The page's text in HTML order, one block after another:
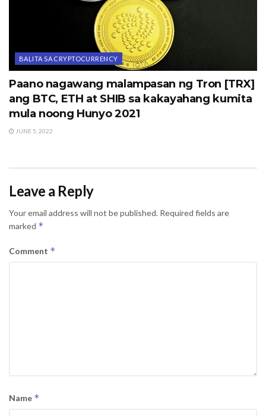
BALITA SA CRYPTOCURRENCY
Paano nagawang malampasan ng Tron [TRX]
ang BTC, ETH at SHIB sa kakayahang kumita
mula noong Hunyo 2021
JUNE 5, 2022
Leave a Reply
Your email address will not be published. Required fields are
marked *
Comment *
Name *